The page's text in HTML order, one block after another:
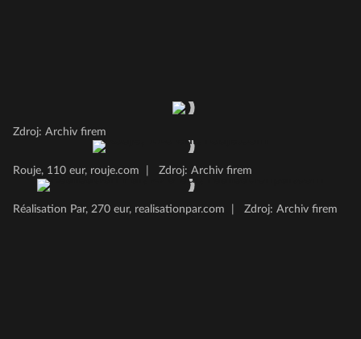
Zdroj: Archiv firem
Rouje, 110 eur, rouje.com Zdroj: Archiv firem
Réalisation Par, 270 eur, realisationpar.com Zdroj: Archiv firem